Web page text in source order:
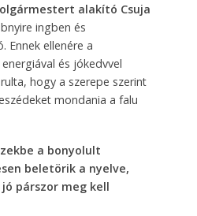
alakító Csuja
ingben és
Ennek ellenére a
és jókedvvel
hogy a szerepe szerint
mondania a falu
a bonyolult
beletörik a nyelve,
párszor meg kell